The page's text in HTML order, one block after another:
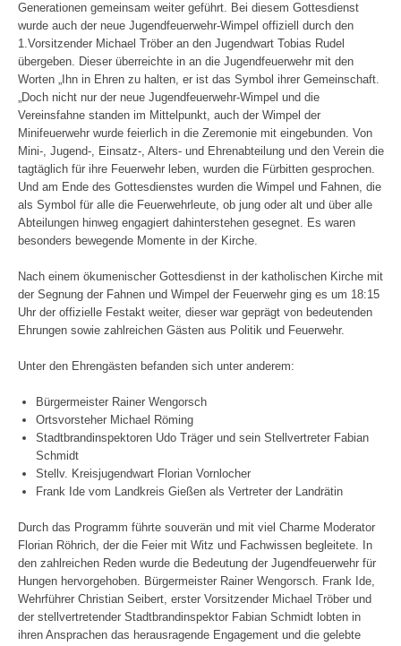
Generationen gemeinsam weiter geführt. Bei diesem Gottesdienst
wurde auch der neue Jugendfeuerwehr-Wimpel offiziell durch den
1.Vorsitzender Michael Tröber an den Jugendwart Tobias Rudel
übergeben. Dieser überreichte in an die Jugendfeuerwehr mit den
Worten „Ihn in Ehren zu halten, er ist das Symbol ihrer Gemeinschaft.
„Doch nicht nur der neue Jugendfeuerwehr-Wimpel und die
Vereinsfahne standen im Mittelpunkt, auch der Wimpel der
Minifeuerwehr wurde feierlich in die Zeremonie mit eingebunden. Von
Mini-, Jugend-, Einsatz-, Alters- und Ehrenabteilung und den Verein die
tagtäglich für ihre Feuerwehr leben, wurden die Fürbitten gesprochen.
Und am Ende des Gottesdienstes wurden die Wimpel und Fahnen, die
als Symbol für alle die Feuerwehrleute, ob jung oder alt und über alle
Abteilungen hinweg engagiert dahinterstehen gesegnet. Es waren
besonders bewegende Momente in der Kirche.
Nach einem ökumenischer Gottesdienst in der katholischen Kirche mit
der Segnung der Fahnen und Wimpel der Feuerwehr ging es um 18:15
Uhr der offizielle Festakt weiter, dieser war geprägt von bedeutenden
Ehrungen sowie zahlreichen Gästen aus Politik und Feuerwehr.
Unter den Ehrengästen befanden sich unter anderem:
Bürgermeister Rainer Wengorsch
Ortsvorsteher Michael Röming
Stadtbrandinspektoren Udo Träger und sein Stellvertreter Fabian
Schmidt
Stellv. Kreisjugendwart Florian Vornlocher
Frank Ide vom Landkreis Gießen als Vertreter der Landrätin
Durch das Programm führte souverän und mit viel Charme Moderator
Florian Röhrich, der die Feier mit Witz und Fachwissen begleitete. In
den zahlreichen Reden wurde die Bedeutung der Jugendfeuerwehr für
Hungen hervorgehoben. Bürgermeister Rainer Wengorsch. Frank Ide,
Wehrführer Christian Seibert, erster Vorsitzender Michael Tröber und
der stellvertretender Stadtbrandinspektor Fabian Schmidt lobten in
ihren Ansprachen das herausragende Engagement und die gelebte